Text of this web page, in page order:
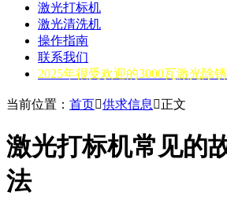
激光打标机
激光清洗机
操作指南
联系我们
2025年很受欢迎的3000瓦激光除
当前位置： 首页供求信息 正文
激光打标机常见的
法